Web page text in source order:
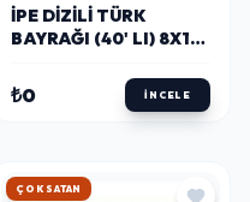
İPE DIZILI TÜRK
BAYRAĞI (40' LI) 8X12
₺0 İNCELE
ÇOK SATAN